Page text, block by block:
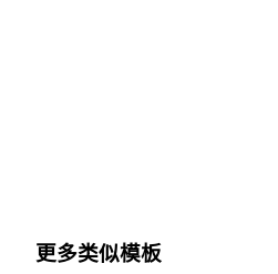
更多类似模板